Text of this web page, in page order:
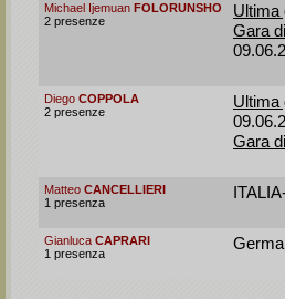
Michael Ijemuan FOLORUNSHO
2 presenze
Ultima
Gara
Diego COPPOLA
2 presenze
Ultima
Gara
Matteo CANCELLIERI
1 presenza
Gianluca CAPRARI
1 presenza